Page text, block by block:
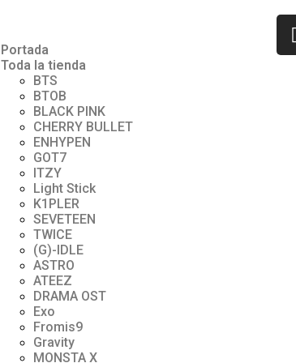
Portada
Toda la tienda
BTS
BTOB
BLACK PINK
CHERRY BULLET
ENHYPEN
GOT7
ITZY
Light Stick
K1PLER
SEVETEEN
TWICE
(G)-lDLE
ASTRO
ATEEZ
DRAMA OST
Exo
Fromis9
Gravity
MONSTA X